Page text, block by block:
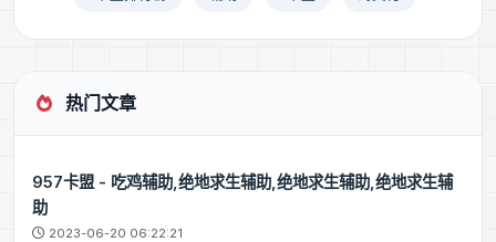
热门文章
957卡盟 - 吃鸡辅助,绝地求生辅助,绝地求生辅助,绝地求生辅
助
2023-06-20 06:22:21